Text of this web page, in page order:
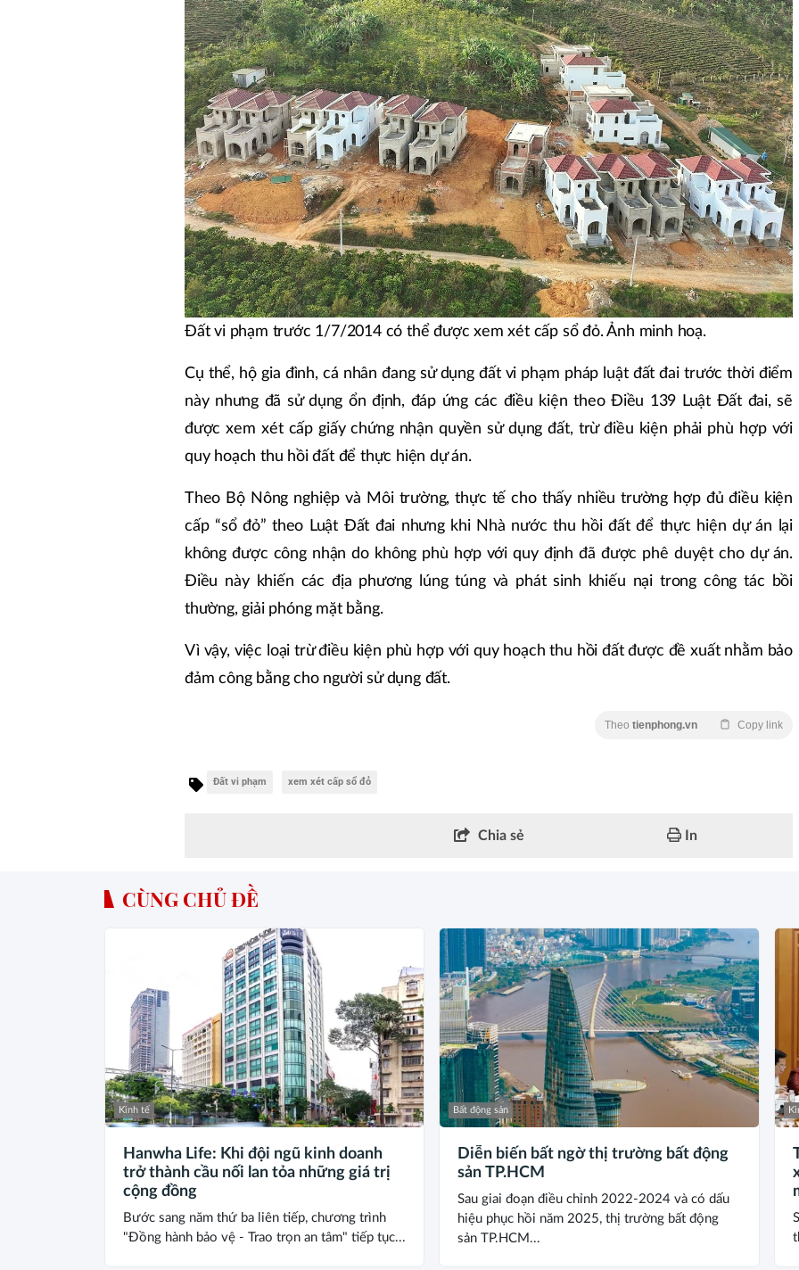
Đất vi phạm trước 1/7/2014 có thể được xem xét cấp sổ đỏ. Ảnh minh hoạ.
Cụ thể, hộ gia đình, cá nhân đang sử dụng đất vi phạm pháp luật đất đai trước thời điểm
này nhưng đã sử dụng ổn định, đáp ứng các điều kiện theo Điều 139 Luật Đất đai, sẽ
được xem xét cấp giấy chứng nhận quyền sử dụng đất, trừ điều kiện phải phù hợp với
quy hoạch thu hồi đất để thực hiện dự án.
Theo Bộ Nông nghiệp và Môi trường, thực tế cho thấy nhiều trường hợp đủ điều kiện
cấp “sổ đỏ” theo Luật Đất đai nhưng khi Nhà nước thu hồi đất để thực hiện dự án lại
không được công nhận do không phù hợp với quy định đã được phê duyệt cho dự án.
Điều này khiến các địa phương lúng túng và phát sinh khiếu nại trong công tác bồi
thường, giải phóng mặt bằng.
Vì vậy, việc loại trừ điều kiện phù hợp với quy hoạch thu hồi đất được đề xuất nhằm bảo
đảm công bằng cho người sử dụng đất.
Theo tienphong.vn Copy link
Đất vi phạm xem xét cấp sổ đỏ
Chia sẻ In
CÙNG CHỦ ĐỀ
Kinh tế
Hanwha Life: Khi đội ngũ kinh doanh
trở thành cầu nối lan tỏa những giá trị
cộng đồng
Bước sang năm thứ ba liên tiếp, chương trình
"Đồng hành bảo vệ - Trao trọn an tâm" tiếp tục...
Bất động sản
Diễn biến bất ngờ thị trường bất động
sản TP.HCM
Sau giai đoạn điều chỉnh 2022-2024 và có dấu
hiệu phục hồi năm 2025, thị trường bất động
sản TP.HCM...